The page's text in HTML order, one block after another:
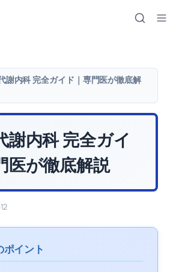
謝内科 完全ガイド｜専門医が徹底解
謝内科 完全ガイ
医が徹底解説
ポイント